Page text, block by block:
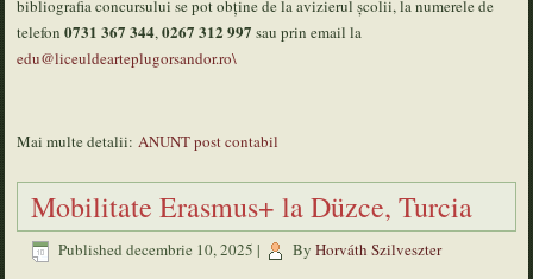
bibliografia concursului se pot obține de la avizierul școlii, la numerele de
telefon0731 367 344,0267 312 997 sau prin email la
edu@liceuldearteplugorsandor.ro\
Mai multe detalii:ANUNT post contabil
Mobilitate Erasmus+ la Düzce, Turcia
Published decembrie 10, 2025 | By Horváth Szilveszter